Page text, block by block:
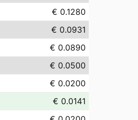
€ 0.1280
€ 0.0931
€ 0.0890
€ 0.0500
€ 0.0200
€ 0.0141